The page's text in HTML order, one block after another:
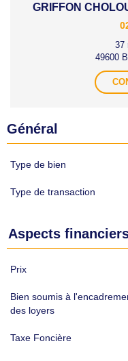
GRIFFON
37
49600
Général
Type de bien
Type de transaction
Aspects
Prix
Bien soumis à
des loyers
Taxe Foncière